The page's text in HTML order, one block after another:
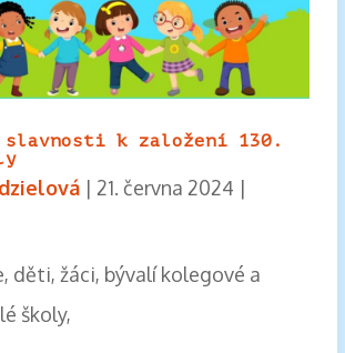
slavnosti k založení 130.
| 21. června 2024 |
děti, žáci, bývalí kolegové a
školy,